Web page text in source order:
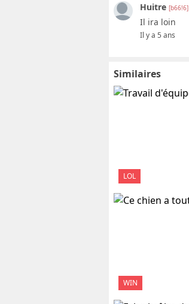
Huitre [b66!6]
Il ira loin
Il y a 5 ans
Similaires
LOL
WIN